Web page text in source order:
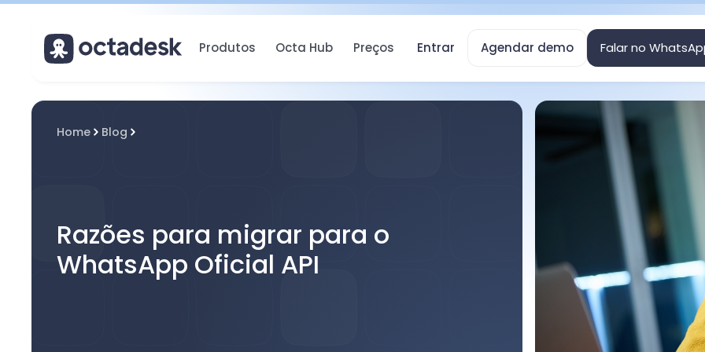
Entrar Agendar demo Falar no
Produtos Octa Hub Preços
Home Blog
Razões para migrar para o
WhatsApp Oficial API